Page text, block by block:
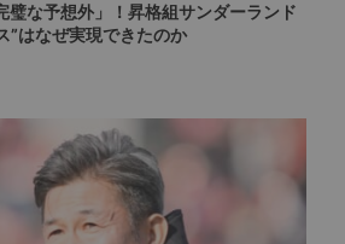
璧な予想外」！昇格組サンダーランド
”はなぜ実現できたのか